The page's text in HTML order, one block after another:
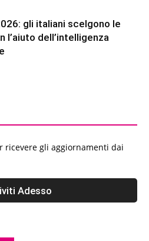
gli italiani scelgono le
l’aiuto dell’intelligenza
ricevere gli aggiornamenti dai